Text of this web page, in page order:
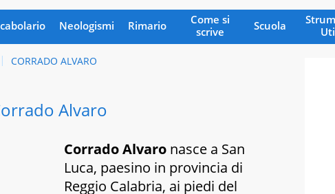
Neologismi Rimario
Come si
scrive
Scuola
CORRADO ALVARO
Alvaro
Corrado Alvaro nasce a San
Luca, paesino in provincia di
Reggio Calabria, ai piedi del